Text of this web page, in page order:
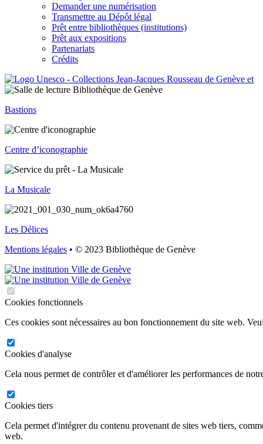
Demander une numérisation
Transmettre au Dépôt légal
Prêt entre bibliothèques (institutions)
Prêt aux expositions
Partenariats
Crédits
Bastions
Centre d’iconographie
La Musicale
Les Délices
Mentions légales • © 2023 Bibliothèque de Genève
Cookies fonctionnels
Ces cookies sont nécessaires au bon fonctionnement du site web.
Cookies d'analyse
Cela nous permet de contrôler et d'améliorer les performances de
Cookies tiers
Cela permet d'intégrer du contenu provenant de sites web tiers,
web.